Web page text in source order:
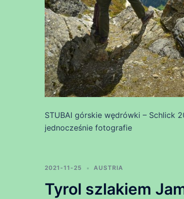
STUBAI górskie wędrówki – Schlick
jednocześnie fotografie
2021-11-25 AUSTRIA
Tyrol szlakiem